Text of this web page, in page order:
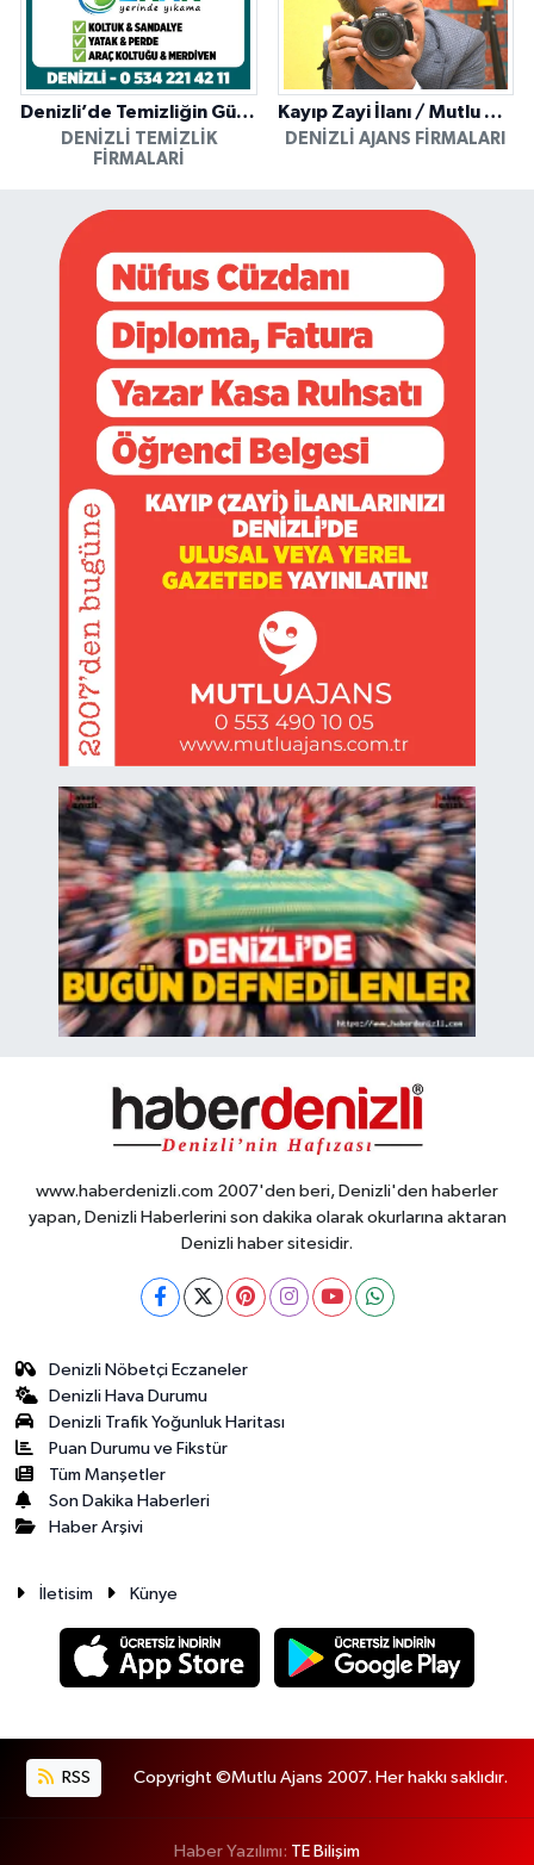
Denizli’de Temizliğin Güvenilir Adresi: Özkan Yerinde Yıkama
DENIZLI TEMIZLIK
FIRMALARI
Kayıp Zayi İlanı / Mutlu Ajans / Denizli
DENIZLI AJANS FIRMALARI
www.haberdenizli.com 2007'den beri, Denizli'den haberler
yapan, Denizli Haberlerini son dakika olarak okurlarına aktaran
Denizli haber sitesidir.
Denizli Nöbetçi Eczaneler
Denizli Hava Durumu
Denizli Trafik Yoğunluk Haritası
Puan Durumu ve Fikstür
Tüm Manşetler
Son Dakika Haberleri
Haber Arşivi
İletisim Künye
RSS Copyright ©Mutlu Ajans 2007. Her hakkı saklıdır.
Haber Yazılımı: TE Bilişim